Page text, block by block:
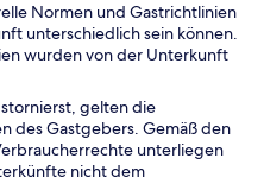
Normen und Gastrichtlinien
unterschiedlich sein können.
wurden von der Unterkunft
gelten die
des Gastgebers. Gemäß den
unterliegen
nicht dem